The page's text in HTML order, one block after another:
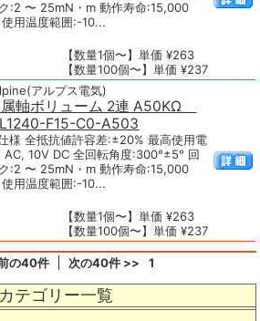
カテゴリー一覧
:2 〜 25mN・m 動作寿命:15,000
用温度範囲:-10...
【数量1個〜】単価 ¥263
【数量100個〜】単価 ¥237
アルプス電気)
軸ボリューム 2連 A50KΩ
F15-C0-A503
様 全抵抗値許容差:±20% 最高使用電
AC, 10V DC 全回転角度:300°±5° 回
:2 〜 25mN・m 動作寿命:15,000
用温度範囲:-10...
【数量1個〜】単価 ¥263
【数量100個〜】単価 ¥237
の40件 次の40件 >> 1